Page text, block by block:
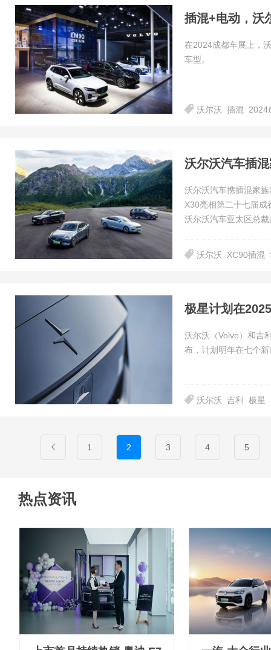
插混+电动，沃
在2024成都车展上，
车型。
沃尔沃 插混 2024
沃尔沃汽车携插混家
X30亮相第二十七届
沃尔沃汽车亚太区总
沃尔沃 XC90插混
极星计划在
沃尔沃（Volvo）和吉
布，计划明年在七个
沃尔沃 吉利 极星
1 2 3 4 5
热点资讯